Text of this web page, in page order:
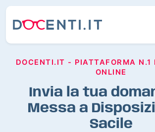
DOCENTI.IT - PIATTAFORMA N.1
ONLINE
Invia la tua
Messa a
Sacile